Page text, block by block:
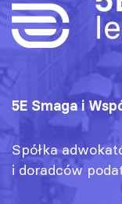
5E Smaga i
Spółka
i doradców